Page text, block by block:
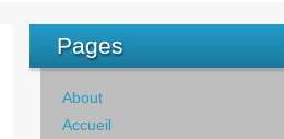
Pages
About
Accueil